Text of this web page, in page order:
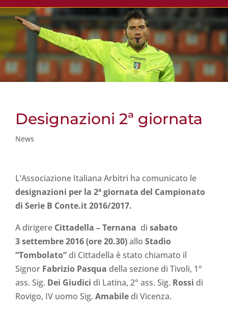
Designazioni 2ª giornata
News
L’Associazione Italiana Arbitri ha comunicato le
designazioni per la 2ª giornata del Campionato
di Serie B Conte.it 2016/2017.
A dirigere Cittadella – Ternana di sabato
3 settembre 2016 (ore 20.30)allo Stadio
“Tombolato” di Cittadella è stato chiamato il
Signor Fabrizio Pasqua della sezione di Tivoli, 1°
ass. Sig. Dei Giudici di Latina, 2° ass. Sig. Rossi di
Rovigo, IV uomo Sig. Amabile di Vicenza.